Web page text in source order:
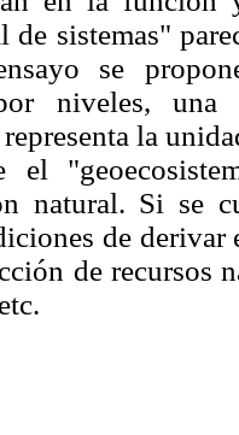
de sistemas"
se
niveles,
la
el
natural. Si se
de
de recursos